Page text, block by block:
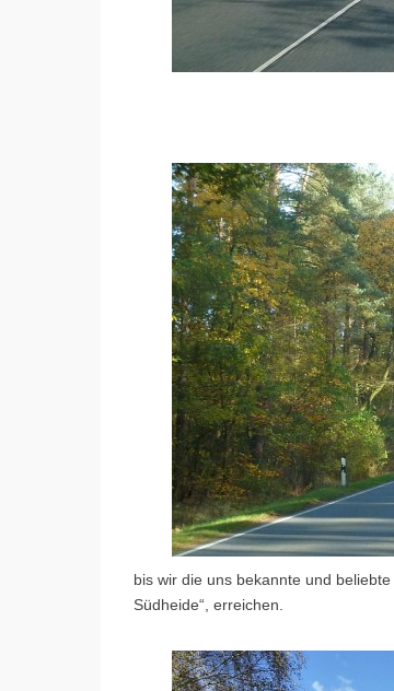
bis wir die uns bekannte und beliebte
Südheide“, erreichen.